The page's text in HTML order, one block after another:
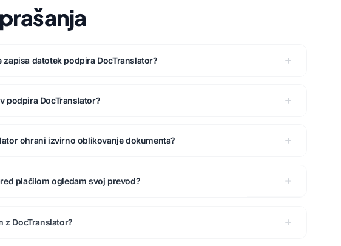
zapisa datotek podpira DocTranslator?
podpira DocTranslator?
ohrani izvirno oblikovanje dokumenta?
plačilom ogledam svoj prevod?
z DocTranslator?